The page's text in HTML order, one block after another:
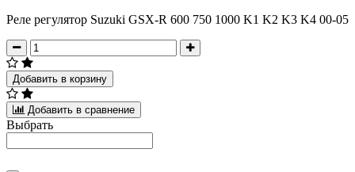
Реле регулятор Suzuki GSX-R 600 750 1000 K1 K2 K3 K4 00-05
Добавить в корзину
Добавить в сравнение
Выбрать